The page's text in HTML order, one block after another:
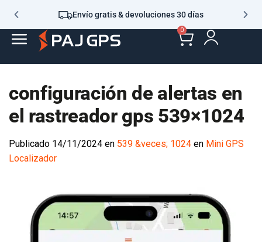
Envío gratis & devoluciones 30 días
0
configuración de alertas en
el rastreador gps 539×1024
Publicado 14/11/2024 en 539 &veces; 1024 en Mini GPS
Localizador